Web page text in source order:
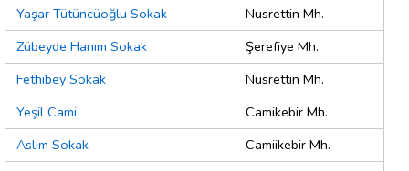
Yaşar Tütüncüoğlu Sokak
Nusrettin Mh.
Zübeyde Hanım Sokak
Şerefiye Mh.
Fethibey Sokak
Nusrettin Mh.
Yeşil Cami
Camikebir Mh.
Aslım Sokak
Camiikebir Mh.